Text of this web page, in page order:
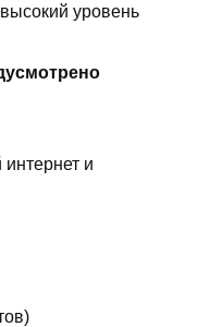
уровень
и